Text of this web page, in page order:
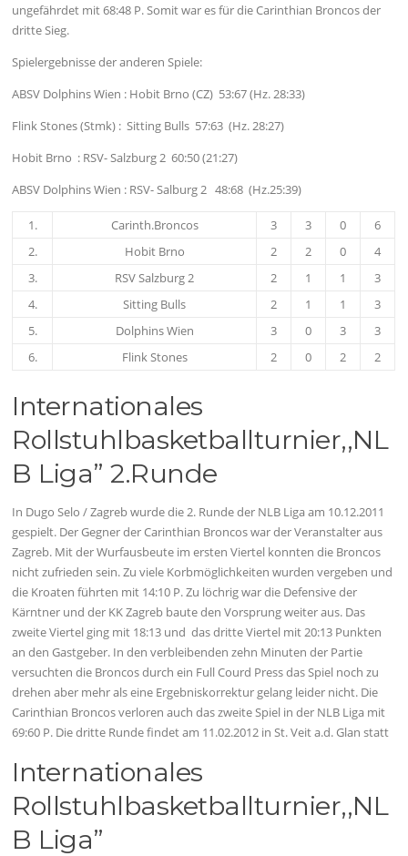
ungefährdet mit 68:48 P. Somit war es für die Carinthian Broncos der
dritte Sieg.
Spielergebnisse der anderen Spiele:
ABSV Dolphins Wien : Hobit Brno (CZ) 53:67 (Hz. 28:33)
Flink Stones (Stmk) : Sitting Bulls 57:63 (Hz. 28:27)
Hobit Brno : RSV- Salzburg 2 60:50 (21:27)
ABSV Dolphins Wien : RSV- Salburg 2 48:68 (Hz.25:39)
1. Carinth.Broncos 3 3 0
6
2.
Hobit Brno 2 2 0
4
3.
RSV Salzburg 2 2 1 1
3
4.
Sitting Bulls 2 1 1
3
5.
Dolphins Wien 3 0 3
3
6.
Flink Stones 2 0 2 2
Internationales
Rollstuhlbasketballturnier,,NL
B Liga” 2.Runde
In Dugo Selo / Zagreb wurde die 2. Runde der NLB Liga am 10.12.2011
gespielt. Der Gegner der Carinthian Broncos war der Veranstalter aus
Zagreb. Mit der Wurfausbeute im ersten Viertel konnten die Broncos
nicht zufrieden sein. Zu viele Korbmöglichkeiten wurden vergeben und
die Kroaten führten mit 14:10 P. Zu löchrig war die Defensive der
Kärntner und der KK Zagreb baute den Vorsprung weiter aus. Das
zweite Viertel ging mit 18:13 und das dritte Viertel mit 20:13 Punkten
an den Gastgeber. In den verbleibenden zehn Minuten der Partie
versuchten die Broncos durch ein Full Courd Press das Spiel noch zu
drehen aber mehr als eine Ergebniskorrektur gelang leider nicht. Die
Carinthian Broncos verloren auch das zweite Spiel in der NLB Liga mit
69:60 P. Die dritte Runde findet am 11.02.2012 in St. Veit a.d. Glan statt
Internationales
Rollstuhlbasketballturnier,,NL
B Liga”